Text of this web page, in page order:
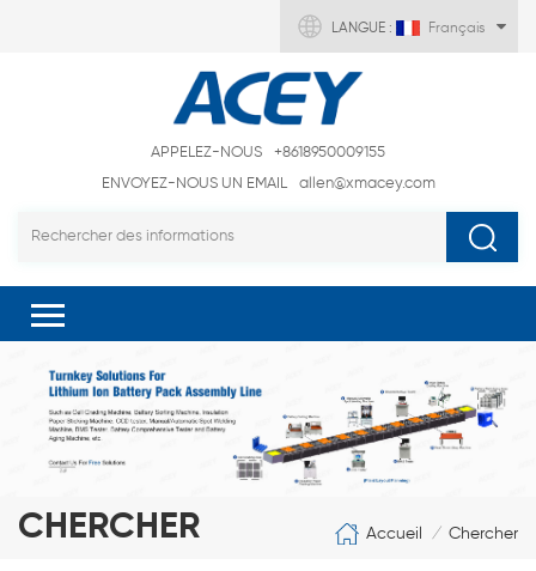
LANGUE : Français
APPELEZ-NOUS
+8618950009155
ENVOYEZ-NOUS UN EMAIL
allen@xmacey.com
CHERCHER Accueil / Chercher